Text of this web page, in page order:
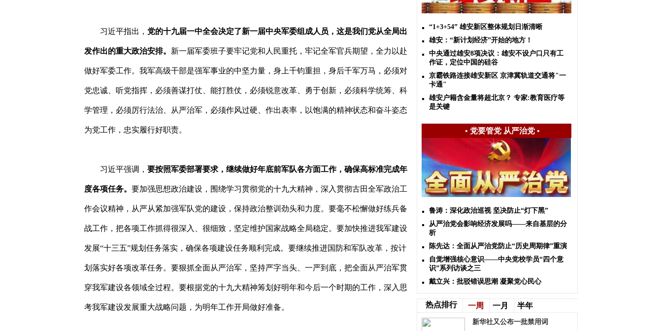
习近平指出， 党的十九届一中全会决定了新一届中央军委组成人员，这是我们党从全局出
发作出的重大政治安排。 新一届军委班子要牢记党和人民重托，牢记全军官兵期望，全力以赴
做好军委工作。我军高级干部是强军事业的中坚力量，身上千钧重担，身后千军万马，必须对
党忠诚、听党指挥，必须善谋打仗、能打胜仗，必须锐意改革、勇于创新，必须科学统筹、科
学管理，必须厉行法治、从严治军，必须作风过硬、作出表率，以饱满的精神状态和奋斗姿态
为党工作，忠实履行好职责。
习近平强调， 要按照军委部署要求，继续做好年底前军队各方面工作，确保高标准完成年
度各项任务。 要加强思想政治建设，围绕学习贯彻党的十九大精神，深入贯彻古田全军政治工
作会议精神，从严从紧加强军队党的建设，保持政治整训劲头和力度。要毫不松懈做好练兵备
战工作，把各项工作抓得很深入、很细致，坚定维护国家战略全局稳定。要加快推进我军建设
发展“十三五”规划任务落实，确保各项建设任务顺利完成。要继续推进国防和军队改革，按计
划落实好各项改革任务。要狠抓全面从严治军，坚持严字当头、一严到底，把全面从严治军贯
穿我军建设各领域全过程。要根据党的十九大精神筹划好明年和今后一个时期的工作，深入思
考我军建设发展重大战略问题，为明年工作开局做好准备。
“1+3+54” 雄安新区整体规划日渐清晰
雄安：“新计划经济”开始的地方！
中央通过雄安8项决议：雄安不设户口只有工
作证，定位中国的硅谷
京霸铁路连接雄安新区 京津冀轨道交通将"一
卡通"
雄安户籍含金量将超北京？ 专家:教育医疗等
是关键
• 党要管党 从严治党•
鲁涛：深化政治巡视 坚决防止“灯下黑”
从严治党会影响经济发展吗——来自基层的分
析
陈先达：全面从严治党防止“历史周期律”重演
自觉增强核心意识——中央党校学员“四个意
识”系列访谈之三
戴立兴：批驳错误思潮 凝聚党心民心
热点排行 一周 一月 半年
新华社又公布一批禁用词